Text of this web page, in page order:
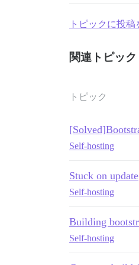
トピックに投稿
関連トピック
トピック
Self-hosting
Stuck on update
Self-hosting
Building
Self-hosting